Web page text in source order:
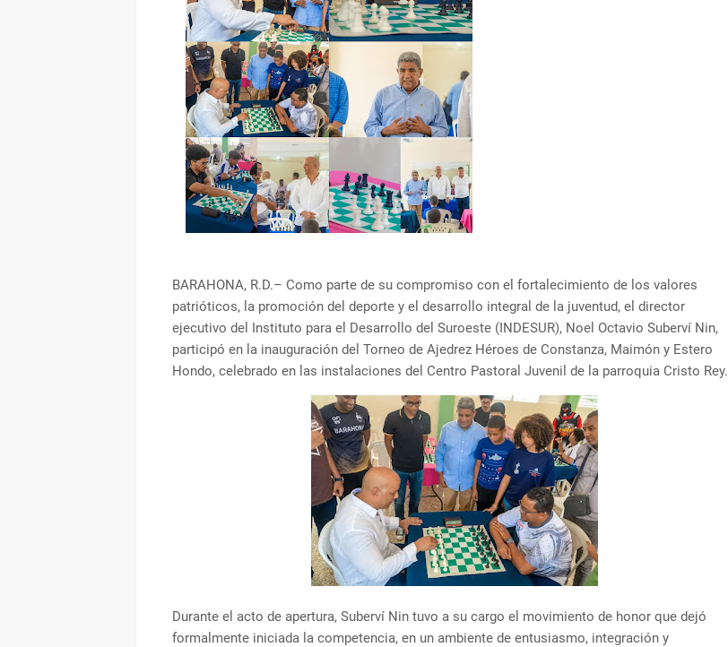
BARAHONA, R.D.– Como parte de su compromiso con el fortalecimiento de los valores
patrióticos, la promoción del deporte y el desarrollo integral de la juventud, el director
ejecutivo del Instituto para el Desarrollo del Suroeste (INDESUR), Noel Octavio Suberví Nin,
participó en la inauguración del Torneo de Ajedrez Héroes de Constanza, Maimón y Estero
Hondo, celebrado en las instalaciones del Centro Pastoral Juvenil de la parroquia Cristo Rey.
Durante el acto de apertura, Suberví Nin tuvo a su cargo el movimiento de honor que dejó
formalmente iniciada la competencia, en un ambiente de entusiasmo, integración y